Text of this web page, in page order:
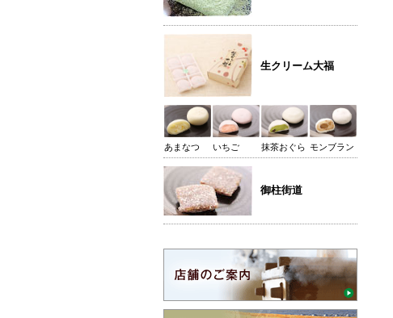
生クリーム大福
あまなつ いちご 抹茶おぐら モンブラン
御柱街道